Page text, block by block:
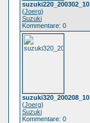
suzuki220_200302_10
(Joerg)
Suzuki
Kommentare: 0
suzuki320_200208_10
(Joerg)
Suzuki
Kommentare: 0